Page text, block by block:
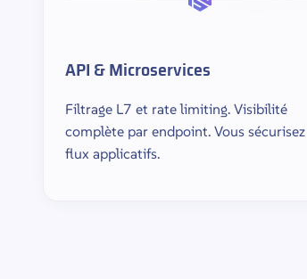
API & Microservices
Filtrage L7 et rate limiting. Visibilité
complète par endpoint. Vous
flux applicatifs.